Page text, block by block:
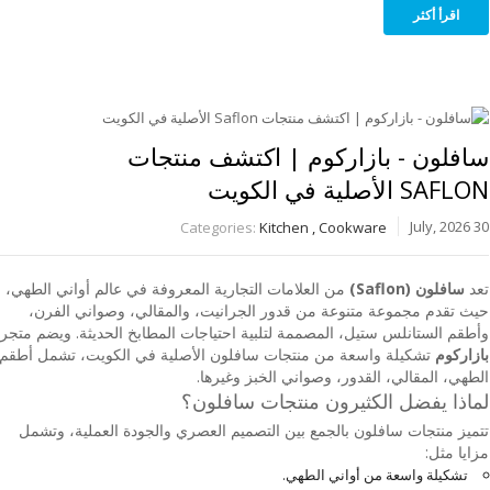
اقرأ أكثر
سافلون - بازاركوم | اكتشف منتجات
SAFLON الأصلية في الكويت
30 July, 2026
Categories: Kitchen ,Cookware
تعد سافلون (Saflon)
من العلامات التجارية المعروفة في عالم أواني الطهي،
حيث تقدم مجموعة متنوعة من قدور الجرانيت، والمقالي، وصواني الفرن،
وأطقم الستانلس ستيل، المصممة لتلبية احتياجات المطابخ الحديثة. ويضم متجر
بازاركوم تشكيلة واسعة من منتجات سافلون الأصلية في الكويت، تشمل أطقم
الطهي، المقالي، القدور، وصواني الخبز وغيرها.
لماذا يفضل الكثيرون منتجات سافلون؟
تتميز منتجات سافلون بالجمع بين التصميم العصري والجودة العملية، وتشمل
مزايا مثل:
تشكيلة واسعة من أواني الطهي.